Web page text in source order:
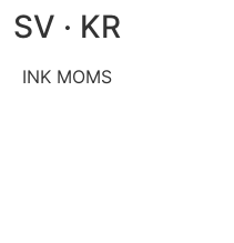
SV · KR
INK MOMS